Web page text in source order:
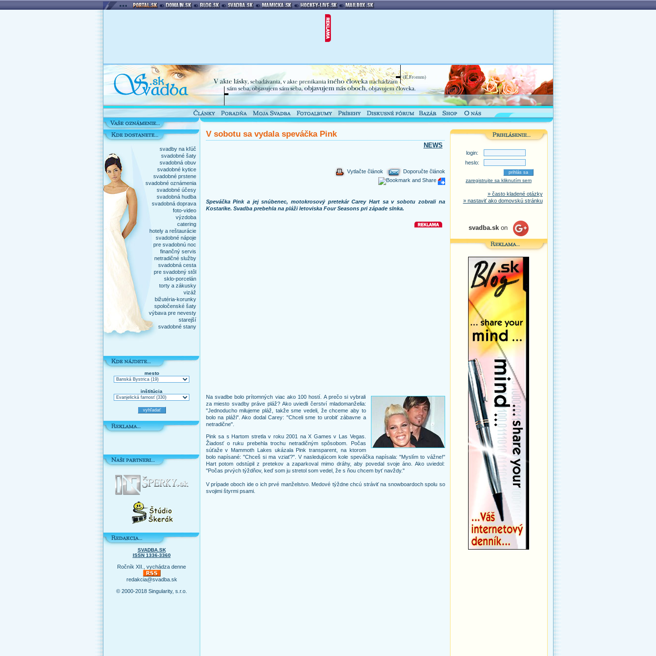
svadby na kľúč
svadobné šaty
svadobná obuv
svadobné kytice
svadobné prstene
svadobné oznámenia
svadobné účesy
svadobná hudba
svadobná doprava
foto-video
výzdoba
catering
hotely a reštaurácie
svadobné nápoje
pre svadobnú noc
finančný servis
netradičné služby
svadobná cesta
pre svadobný stôl
sklo-porcelán
torty a zákusky
vizáž
bižutéria-korunky
spoločenské šaty
výbava pre nevesty
starejší
svadobné stany
mesto
inštitúcia
SVADBA.SK
ISSN 1336-3360
Ročník XII., vychádza denne
redakcia@svadba.sk
© 2000-2018 Singularity, s.r.o.
V sobotu sa vydala speváčka Pink
NEWS
Vytlačte článok Doporučte článok
Speváčka Pink a jej snúbenec, motokrosový pretekár Carey Hart sa v sobotu zobrali na
Kostarike. Svadba prebehla na pláži letoviska Four Seasons pri západe slnka.
Na svadbe bolo prítomných viac ako 100 hostí. A prečo si vybrali
za miesto svadby práve pláž? Ako uviedli čerství mladomanželia:
"Jednoducho milujeme pláž, takže sme vedeli, že chceme aby to
bolo na pláži". Ako dodal Carey: "Chceli sme to urobiť zábavne a
netradične".
Pink sa s Hartom stretla v roku 2001 na X Games v Las Vegas.
Žiadosť o ruku prebehla trochu netradičným spôsobom. Počas
súťaže v Mammoth Lakes ukázala Pink transparent, na ktorom
bolo napísané: "Chceš si ma vziať?". V nasledujúcom kole speváčka napísala: "Myslím to vážne!"
Hart potom odstúpil z pretekov a zaparkoval mimo dráhy, aby povedal svoje áno. Ako uviedol:
"Počas prvých týždňov, keď som ju stretol som vedel, že s ňou chcem byť navždy."
V prípade oboch ide o ich prvé manželstvo. Medové týždne chcú stráviť na snowboardoch spolu so
svojimi štyrmi psami.
login:
heslo:
zaregistrujte sa kliknutím sem
» často kladené otázky
» nastaviť ako domovskú stránku
svadba.sk on